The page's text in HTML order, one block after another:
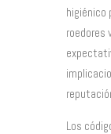
higiénico
roedores
Los